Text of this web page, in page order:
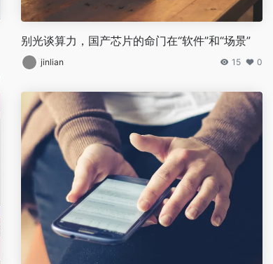
别光谈算力，国产芯片的命门在“软件”和“场景”
jinlian 15 0